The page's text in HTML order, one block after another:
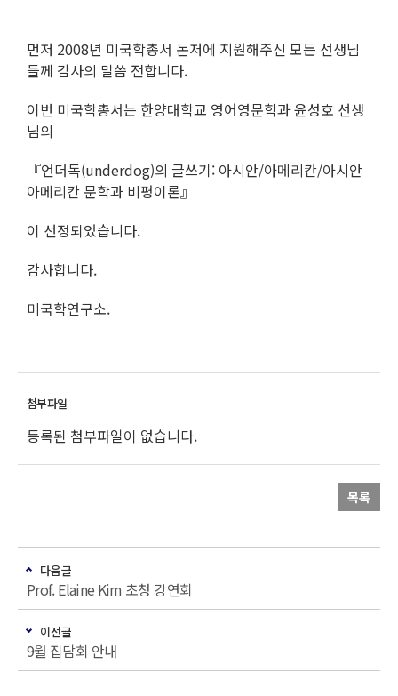
먼저 2008년 미국학총서 논저에 지원해주신 모든 선생님
들께 감사의 말씀 전합니다.
이번 미국학총서는 한양대학교 영어영문학과 윤성호 선생
님의
『언더독(underdog)의 글쓰기: 아시안/아메리칸/아시안
아메리칸 문학과 비평이론』
이 선정되었습니다.
감사합니다.
미국학연구소.
등록된 첨부파일이 없습니다.
목록
다음글
Prof. Elaine Kim 초청 강연회
이전글
9월 집담회 안내